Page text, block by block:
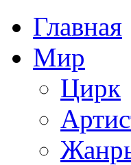
Главная
Мир
Цирк